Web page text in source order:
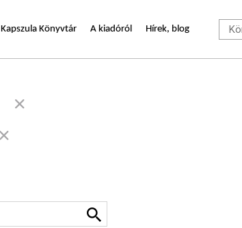
Kapszula Könyvtár A kiadóról Hírek, blog